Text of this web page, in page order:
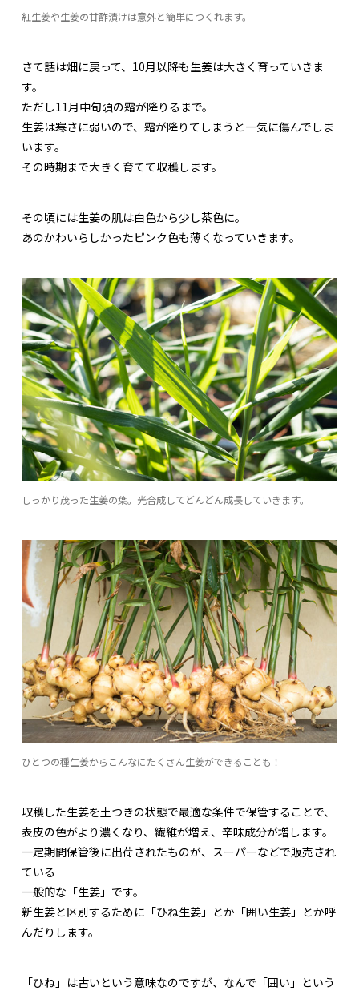
紅生姜や生姜の甘酢漬けは意外と簡単につくれます。
さて話は畑に戻って、10月以降も生姜は大きく育っていきま
す。
ただし11月中旬頃の霜が降りるまで。
生姜は寒さに弱いので、霜が降りてしまうと一気に傷んでしま
います。
その時期まで大きく育てて収穫します。
その頃には生姜の肌は白色から少し茶色に。
あのかわいらしかったピンク色も薄くなっていきます。
しっかり茂った生姜の葉。光合成してどんどん成長していきます。
ひとつの種生姜からこんなにたくさん生姜ができることも！
収穫した生姜を土つきの状態で最適な条件で保管することで、
表皮の色がより濃くなり、繊維が増え、辛味成分が増します。
一定期間保管後に出荷されたものが、スーパーなどで販売され
ている
一般的な「生姜」です。
新生姜と区別するために「ひね生姜」とか「囲い生姜」とか呼
んだりします。
「ひね」は古いという意味なのですが、なんで「囲い」という